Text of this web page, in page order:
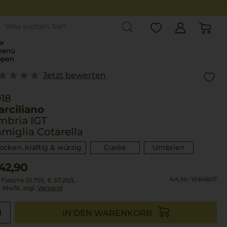
Jetzt bewerten
IGT
Cotarella
kräftig & würzig Cuvée Umbrien
(0.75l), € 57,20/L
MwSt. zzgl. Versand
Art.Nr. W64607
IN DEN WARENKORB